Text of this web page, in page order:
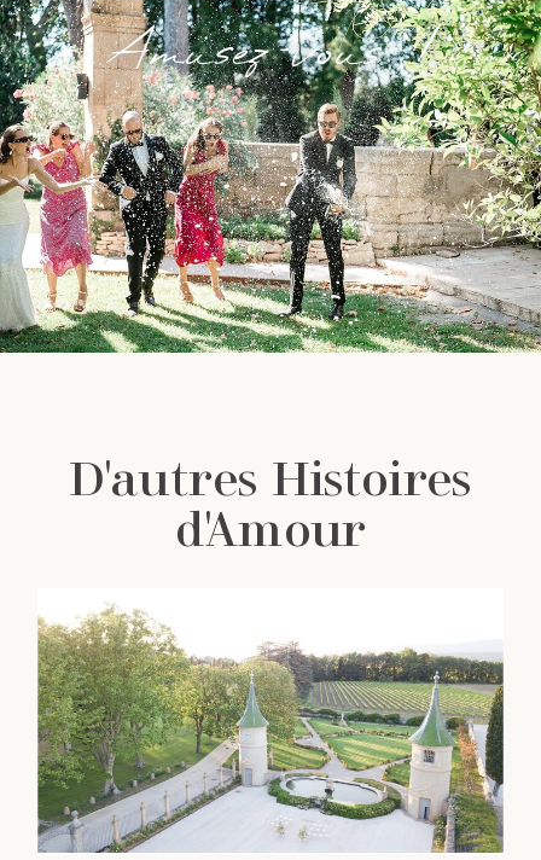
Amusez-vous !
D'autres Histoires
d'Amour